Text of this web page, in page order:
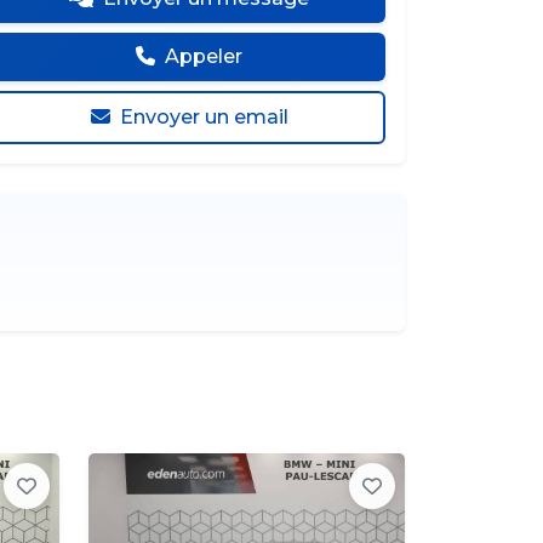
Appeler
Envoyer un email